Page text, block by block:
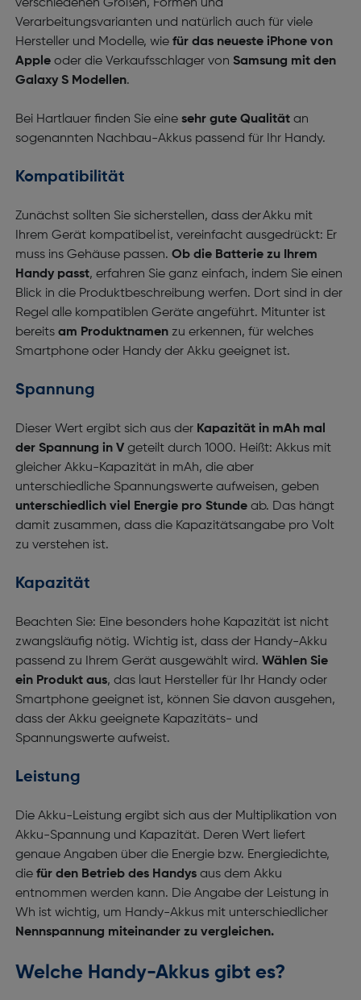
verschiedenen Größen, Formen und
Verarbeitungsvarianten und natürlich auch für viele
Hersteller und Modelle, wie für das neueste iPhone von
Appleoder die Verkaufsschlager von Samsung mit den
Galaxy S Modellen.
Bei Hartlauer finden Sie eine sehr gute Qualitätan
sogenannten Nachbau-Akkus passend für Ihr Handy.
Kompatibilität
Zunächst sollten Sie sicherstellen, dass der Akku mit
Ihrem Gerät kompatibel ist, vereinfacht ausgedrückt: Er
muss ins Gehäuse passen. Ob die Batterie zu Ihrem
Handy passt, erfahren Sie ganz einfach, indem Sie einen
Blick in die Produktbeschreibung werfen. Dort sind in der
Regel alle kompatiblen Geräte angeführt. Mitunter ist
bereits am Produktnamenzu erkennen, für welches
Smartphone oder Handy der Akku geeignet ist.
Spannung
Dieser Wert ergibt sich aus der Kapazität in mAh mal
der Spannung in Vgeteilt durch 1000. Heißt: Akkus mit
gleicher Akku-Kapazität in mAh, die aber
unterschiedliche Spannungswerte aufweisen, geben
unterschiedlich viel Energie pro Stundeab. Das hängt
damit zusammen, dass die Kapazitätsangabe pro Volt
zu verstehen ist.
Kapazität
Beachten Sie: Eine besonders hohe Kapazität ist nicht
zwangsläufig nötig. Wichtig ist, dass der Handy-Akku
passend zu Ihrem Gerät ausgewählt wird. Wählen Sie
ein Produkt aus, das laut Hersteller für Ihr Handy oder
Smartphone geeignet ist, können Sie davon ausgehen,
dass der Akku geeignete Kapazitäts- und
Spannungswerte aufweist.
Leistung
Die Akku-Leistung ergibt sich aus der Multiplikation von
Akku-Spannung und Kapazität. Deren Wert liefert
genaue Angaben über die Energie bzw. Energiedichte,
die für den Betrieb des Handysaus dem Akku
entnommen werden kann. Die Angabe der Leistung in
Wh ist wichtig, um Handy-Akkus mit unterschiedlicher
Nennspannung miteinander zu vergleichen.
Welche Handy-Akkus gibt es?